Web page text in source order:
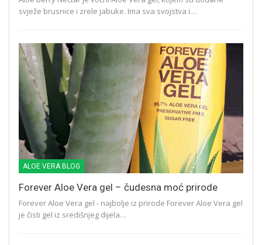
svježe brusnice i zrele jabuke. Ima sva svojstva i…
ALOE VERA BLOG
Forever Aloe Vera gel – čudesna moć prirode
Forever Aloe Vera gel - najbolje iz prirode Forever Aloe Vera gel
je čisti gel iz središnjeg dijela…